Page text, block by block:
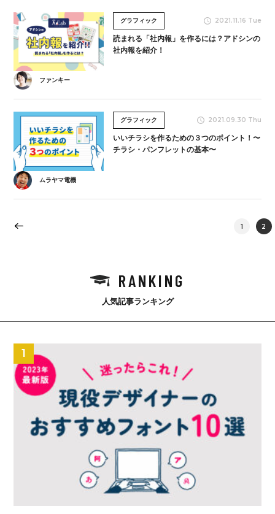
グラフィック 2021.11.16 Tue
読まれる「社内報」を作るには？アドシンの
社内報を紹介！
ファンキー
グラフィック 2021.09.30 Thu
いいチラシを作るための３つのポイント！〜
チラシ・パンフレットの基本〜
ムラヤマ電機
1 2
RANKING
人気記事ランキング
1